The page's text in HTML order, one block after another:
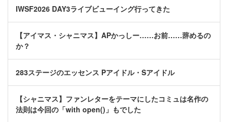
IWSF2026 DAY3ライブビューイング行ってきた
【アイマス・シャニマス】APかっしー……お前……辞めるの
か？
283ステージのエッセンス Pアイドル・Sアイドル
【シャニマス】ファンレターをテーマにしたコミュは名作の
法則は今回の「with open()」もでした